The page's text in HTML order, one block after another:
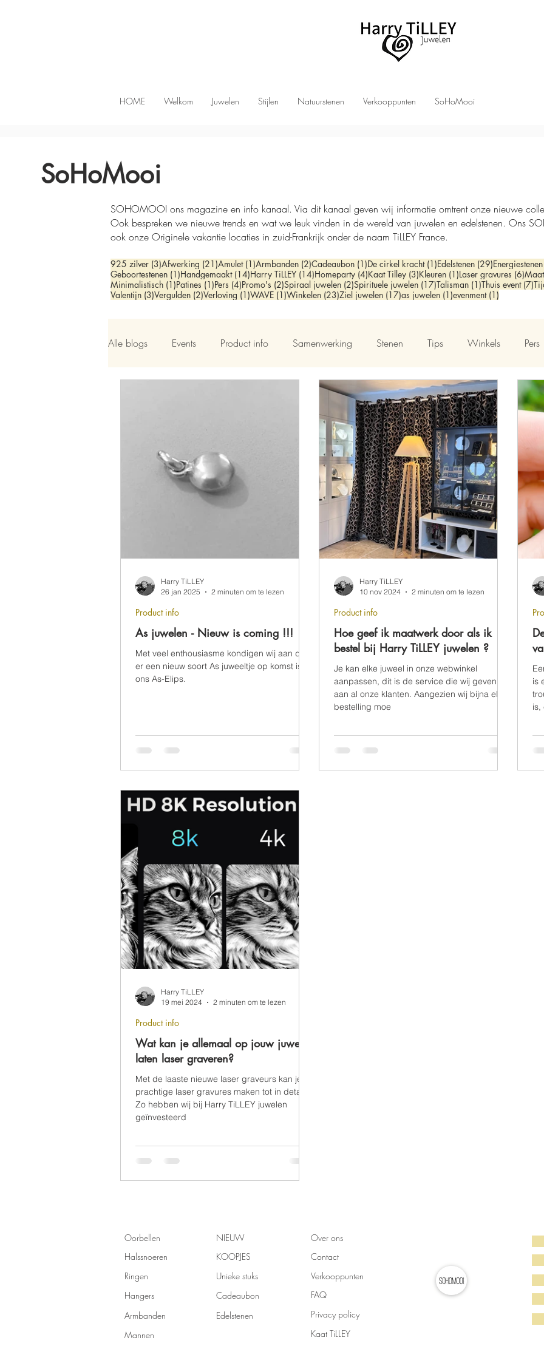
HOME Welkom Juwelen Stijlen Natuurstenen Verkooppunten SoHoMooi
SoHoMooi
SOHOMOOI ons magazine en info kanaal. Via dit kanaal geven wij informatie omtrent onze nieuwe
Ook bespreken we nieuwe trends en wat we leuk vinden in de wereld van juwelen en edelstenen. Ons
ook onze Originele vakantie locaties in zuid-Frankrijk onder de naam TiLLEY France.
925 zilver (3)3 posts
Afwerking (21)21 posts
Amulet (1)1 post
Armbanden (2)2 posts
Cadeaubon (1)1 post
De cirkel kracht (1)1 post
Edelstenen (29)29 posts
Energiestenen
Geboortestenen (1)1 post
Handgemaakt (14)14 posts
Harry TiLLEY (14)14 posts
Homeparty (4)4 posts
Kaat Tilley (3)3 posts
Kleuren (1)1 post
Laser gravures (6)6
Minimalistisch (1)1 post
Patines (1)1 post
Pers (4)4 posts
Promo's (2)2 posts
Spiraal juwelen (2)2 posts
Spirituele juwelen (17)17 posts
Talisman (1)1 post
Thuis event (7)7
Valentijn (3)3 posts
Vergulden (2)2 posts
Verloving (1)1 post
WAVE (1)1 post
Winkelen (23)23 posts
Ziel juwelen (17)17 posts
as juwelen (1)1 post
evenment (1)
Alle blogs Events Product info Samenwerking Stenen Tips Winkels Pers
As juwelen - Nieuw is coming !!!
Met veel enthousiasme kondigen wij aan dat
er een nieuw soort As juweeltje op komst is,
ons As-Elips.
Product info
Harry TiLLEY
26 jan 2025
2 minuten om te lezen
Hoe geef ik maatwerk door als ik
bestel bij Harry TiLLEY juwelen ?
Je kan elke juweel in onze webwinkel
aanpassen, dit is de service die wij geven
aan al onze klanten. Aangezien wij bijna elke
bestelling moe
Product info
Harry TiLLEY
10 nov 2024
2 minuten om te lezen
is
is,
Wat kan je allemaal op jouw juweel
laten laser graveren?
Met de laaste nieuwe laser graveurs kan je
prachtige laser gravures maken tot in detail.
Zo hebben wij bij Harry TiLLEY juwelen
geïnvesteerd
Product info
Harry TiLLEY
19 mei 2024
2 minuten om te lezen
Oorbellen
Halssnoeren
Ringen
Hangers
Armbanden
Mannen
NIEUW
KOOPJES
Unieke stuks
Cadeaubon
Edelstenen
Over ons
Contact
Verkooppunten
FAQ
Privacy policy
Kaat TiLLEY